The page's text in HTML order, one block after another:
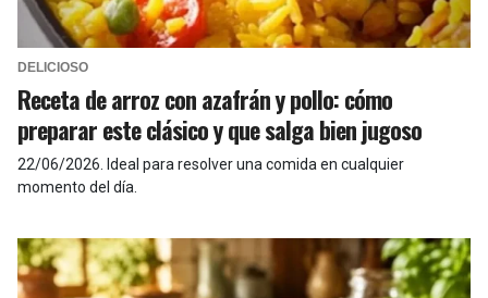
DELICIOSO
Receta de arroz con azafrán y pollo: cómo
preparar este clásico y que salga bien jugoso
22/06/2026
Ideal para resolver una comida en cualquier
momento del día.